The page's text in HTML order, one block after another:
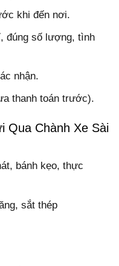
khi đến nơi.
đúng số lượng, tình
nhận.
thanh toán trước).
Qua Chành Xe Sài
bánh kẹo, thực
sắt thép